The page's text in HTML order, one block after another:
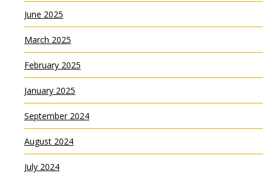
June 2025
March 2025
February 2025
January 2025
September 2024
August 2024
July 2024